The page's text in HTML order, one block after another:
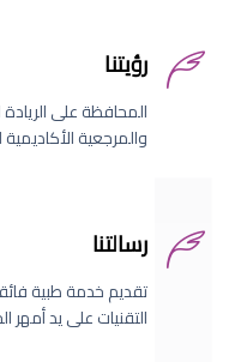
رؤيتنا
المحافظة على
والمرجعية
رسالتنا
تقديم خدمة طبية
التقنيات على يد أمهر